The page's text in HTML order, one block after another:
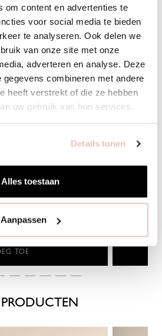
om content en advertenties te
voor social media te bieden
te analyseren. Ook delen we
van onze site met onze
adverteren en analyse. Deze
gegevens combineren met andere
heeft verstrekt of die ze hebben
uw gebruik van hun services.
Details tonen
Alles toestaan
Aanpassen
L XL
TOE
89,95
PRODUCTEN